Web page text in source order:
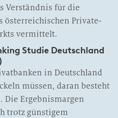
Verständnis für die
österreichischen Private-
vermittelt.
Studie Deutschland
in Deutschland
müssen, daran besteht
Die Ergebnismargen
trotz günstigem